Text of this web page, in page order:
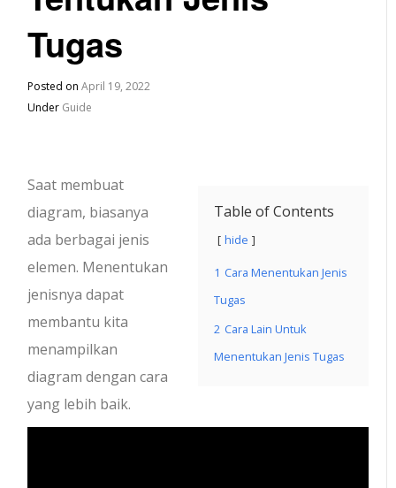
Tugas
Posted onApril 19, 2022
Under Guide
Table of Contents
hide
1 Cara Menentukan Jenis
Tugas
2 Cara Lain Untuk
Menentukan Jenis Tugas
Saat membuat
diagram, biasanya
ada berbagai jenis
elemen. Menentukan
jenisnya dapat
membantu kita
menampilkan
diagram dengan cara
yang lebih baik.